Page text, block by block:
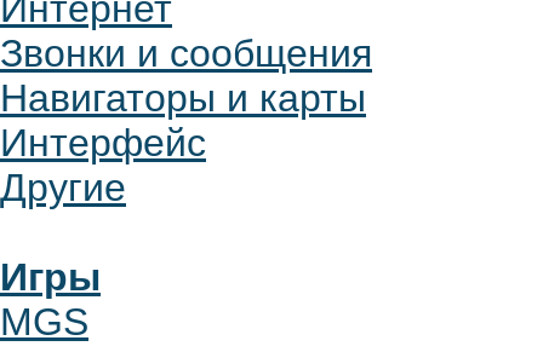
Звонки и сообщения
Навигаторы и карты
Интерфейс
Другие
Игры
MGS